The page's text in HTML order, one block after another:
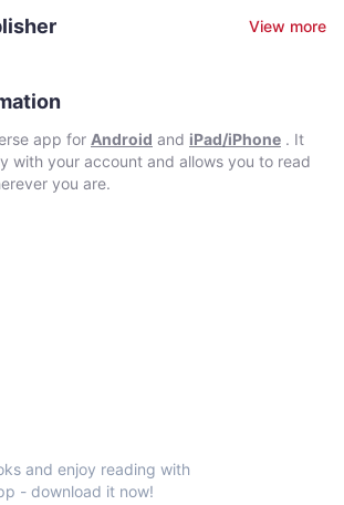
訓及學歷評審等工作。著有《四季湯水──附
《癌症康復者飲食要訣──手術後康復期的飲食
身體自癒力》。
View more
app for Android and iPad/iPhone . It
with your account and allows you to read
you are.
and enjoy reading with
- download it now!